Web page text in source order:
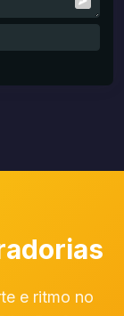
e ritmo no